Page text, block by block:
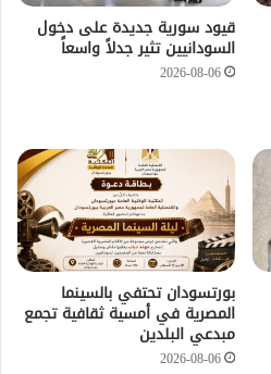
قيود سورية جديدة على دخول
السودانيين تثير جدلاً واسعاً
2026-08-06
بورتسودان تحتفي بالسينما
المصرية في أمسية ثقافية تجمع
مبدعي البلدين
2026-08-06